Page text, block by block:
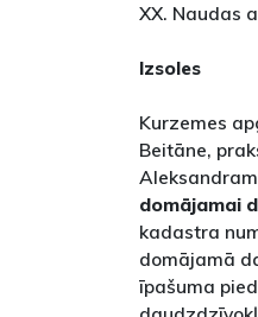
XX. Naudas
Izsoles
Kurzemes
Beitāne,
domājamai
kadastra
domājamā
īpašuma